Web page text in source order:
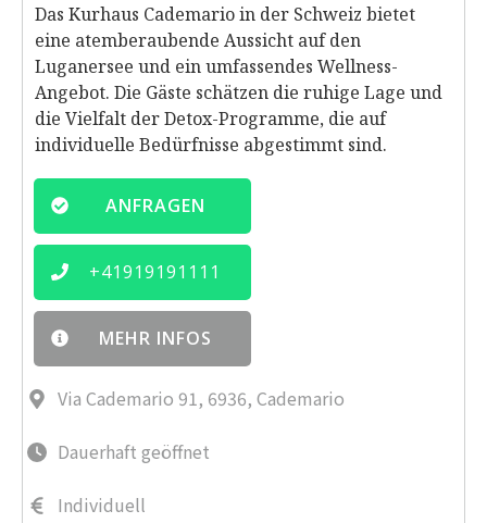
Das Kurhaus Cademario in der Schweiz bietet
eine atemberaubende Aussicht auf den
Luganersee und ein umfassendes Wellness-
Angebot. Die Gäste schätzen die ruhige Lage und
die Vielfalt der Detox-Programme, die auf
individuelle Bedürfnisse abgestimmt sind.
ANFRAGEN
+41919191111
MEHR INFOS
Via Cademario 91, 6936, Cademario
Dauerhaft geöffnet
Individuell